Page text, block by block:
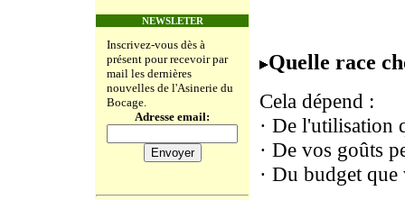
NEWSLETER
Inscrivez-vous dès à
présent pour recevoir par
mail les dernières
nouvelles de l'Asinerie du
Bocage.
Adresse email:
Quelle race
Cela dépend :
· De l'utilisation
· De vos goûts
· Du budget